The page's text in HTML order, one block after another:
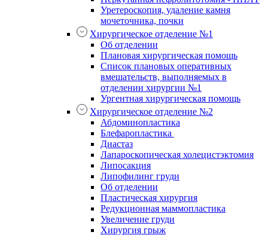
Уретероскопия, удаление камня
мочеточника, почки
Хирургическое отделение №1
Об отделении
Плановая хирургическая помощь
Список плановых оперативных
вмешательств, выполняемых в
отделении хирургии №1
Ургентная хирургическая помощь
Хирургическое отделение №2
Абдоминопластика
Блефаропластика
Диастаз
Лапароскопическая холецистэктомия
Липосакция
Липофилинг груди
Об отделении
Пластическая хирургия
Редукционная маммопластика
Увеличение груди
Хирургия грыж